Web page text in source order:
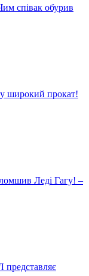
співак обурив
широкий прокат!
Леді Гагу! –